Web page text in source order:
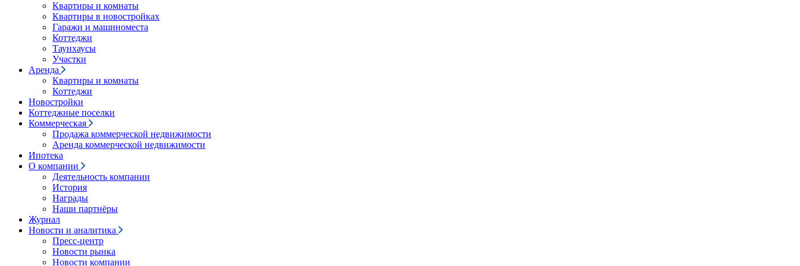
Квартиры и комнаты
Квартиры в новостройках
Гаражи и машиноместа
Коттеджи
Таунхаусы
Участки
Аренда
Квартиры и комнаты
Коттеджи
Новостройки
Коттеджные поселки
Коммерческая
Продажа коммерческой недвижимости
Аренда коммерческой недвижимости
Ипотека
О компании
Деятельность компании
История
Награды
Наши партнёры
Журнал
Новости и аналитика
Пресс-центр
Новости рынка
Новости компании